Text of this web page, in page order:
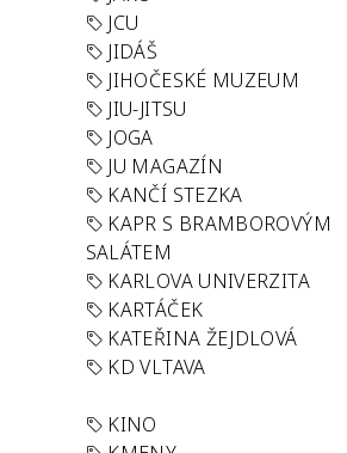
JCU
JIDÁŠ
JIHOČESKÉ MUZEUM
JIU-JITSU
JOGA
JU MAGAZÍN
KANČÍ STEZKA
KAPR S BRAMBOROVÝM
SALÁTEM
KARLOVA UNIVERZITA
KARTÁČEK
KATEŘINA ŽEJDLOVÁ
KD VLTAVA
KINO